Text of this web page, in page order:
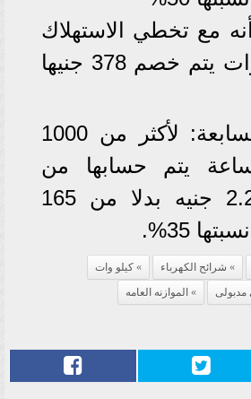
مع تخطي الاستهلاك
ل650 كيلو وات يتم خصم 378 جنيها
الشريحة السابعة: لأكثر من 1000
يتم حسابها من
الصفر بـ 2.23 جنيه بدلا من 165
35%.
شرائح الكهرباء
كيلو وات
الموازنه العامه